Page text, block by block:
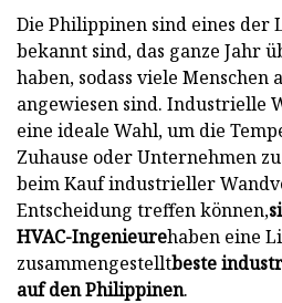
Die Philippinen sind eines der
bekannt sind, das ganze Jahr
haben, sodass viele Menschen
angewiesen sind. Industrielle
eine ideale Wahl, um die
Zuhause oder Unternehmen
beim Kauf industrieller
Entscheidung treffen können,
HVAC-Ingenieurehaben eine
zusammengestelltbeste
auf den Philippinen.